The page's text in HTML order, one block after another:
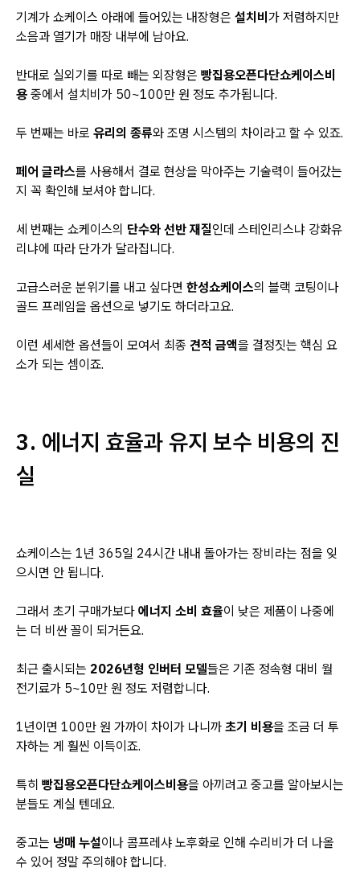
기계가 쇼케이스 아래에 들어있는 내장형은 설치비 가 저렴하지만
소음과 열기가 매장 내부에 남아요.
반대로 실외기를 따로 빼는 외장형은 빵집용오픈다단쇼케이스비
용 중에서 설치비가 50~100만 원 정도 추가됩니다.
두 번째는 바로 유리의 종류와 조명 시스템의 차이라고 할 수 있죠.
페어 글라스를 사용해서 결로 현상을 막아주는 기술력이 들어갔는
지 꼭 확인해 보셔야 합니다.
세 번째는 쇼케이스의 단수와 선반 재질인데 스테인리스냐 강화유
리냐에 따라 단가가 달라집니다.
고급스러운 분위기를 내고 싶다면 한성쇼케이스의 블랙 코팅이나
골드 프레임을 옵션으로 넣기도 하더라고요.
이런 세세한 옵션들이 모여서 최종 견적 금액을 결정짓는 핵심 요
소가 되는 셈이죠.
3. 에너지 효율과 유지 보수 비용의 진
실
쇼케이스는 1년 365일 24시간 내내 돌아가는 장비라는 점을 잊
으시면 안 됩니다.
그래서 초기 구매가보다 에너지 소비 효율이 낮은 제품이 나중에
는 더 비싼 꼴이 되거든요.
최근 출시되는 2026년형 인버터 모델들은 기존 정속형 대비 월
전기료가 5~10만 원 정도 저렴합니다.
1년이면 100만 원 가까이 차이가 나니까 초기 비용을 조금 더 투
자하는 게 훨씬 이득이죠.
특히 빵집용오픈다단쇼케이스비용을 아끼려고 중고를 알아보시는
분들도 계실 텐데요.
중고는 냉매 누설이나 콤프레샤 노후화로 인해 수리비가 더 나올
수 있어 정말 주의해야 합니다.